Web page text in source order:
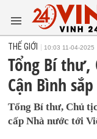
THẾ GIỚI 10:03 11-04-2025
Tổng Bí thư,
Cận Bình
Tổng Bí thư, Chủ
cấp Nhà nước tới